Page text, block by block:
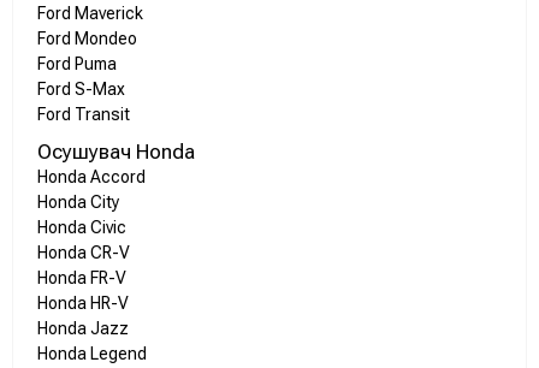
Ford Maverick
Ford Mondeo
Ford Puma
Ford S-Max
Ford Transit
Осушувач Honda
Honda Accord
Honda City
Honda Civic
Honda CR-V
Honda FR-V
Honda HR-V
Honda Jazz
Honda Legend